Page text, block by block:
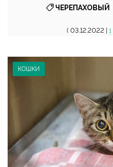
ЧЕРЕПАХОВЫЙ
( 03.12.2022 | 1
КОШКИ